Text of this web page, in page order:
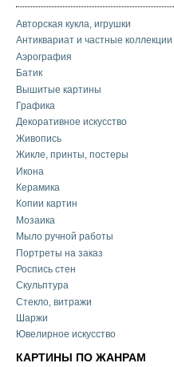
Авторская кукла, игрушки
Антиквариат и частные коллекции
Аэрография
Батик
Вышитые картины
Графика
Декоративное искусство
Живопись
Жикле, принты, постеры
Икона
Керамика
Копии картин
Мозаика
Мыло ручной работы
Портреты на заказ
Роспись стен
Скульптура
Стекло, витражи
Шаржи
Ювелирное искусство
КАРТИНЫ ПО ЖАНРАМ